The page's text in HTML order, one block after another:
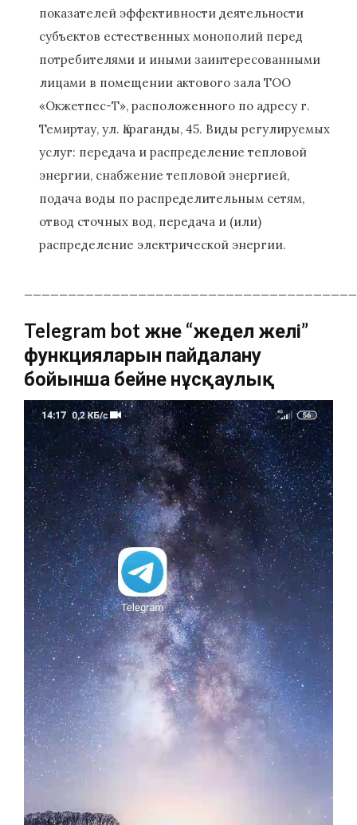
показателей эффективности деятельности
субъектов естественных монополий перед
потребителями и иными заинтересованными
лицами в помещении актового зала ТОО
«Окжетпес-Т», расположенного по адресу г.
Темиртау, ул. Қараганды, 45. Виды регулируемых
услуг: передача и распределение тепловой
энергии, снабжение тепловой энергией,
подача воды по распределительным сетям,
отвод сточных вод, передача и (или)
распределение электрической энергии.
Telegram bot және “жедел желі”
функцияларын пайдалану
бойынша бейне нұсқаулық